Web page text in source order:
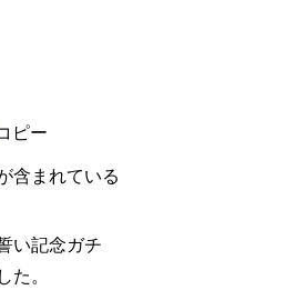
ピー
含まれている
い記念ガチ
た。